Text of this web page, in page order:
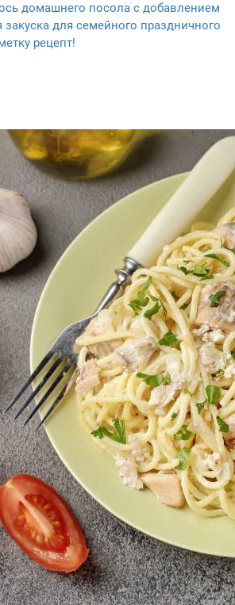
домашнего посола с добавлением
для семейного праздничного
рецепт!